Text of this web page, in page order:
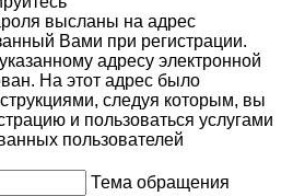
высланы на адрес
Вами при регистрации.
адресу электронной
На этот адрес было
следуя которым, вы
и пользоваться услугами
пользователей
Тема обращения